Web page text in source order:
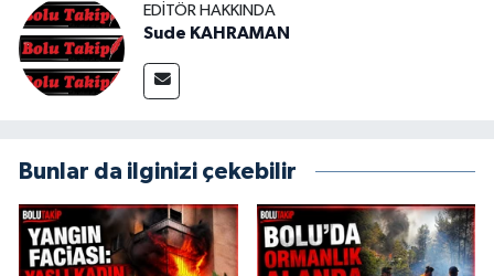
EDITÖR HAKKINDA
Sude KAHRAMAN
Bunlar da ilginizi çekebilir